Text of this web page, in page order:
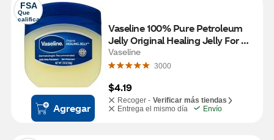
FSA
Que
califica
Agregar
Vaseline 100% Pure Petroleum
Jelly Original Healing Jelly For
Dry Cracked Skin and Eczema
Relief, 1.75 OZ
Vaseline
3000
$4.19
Recoger - Verificar más tiendas
Entrega el mismo día
Envío